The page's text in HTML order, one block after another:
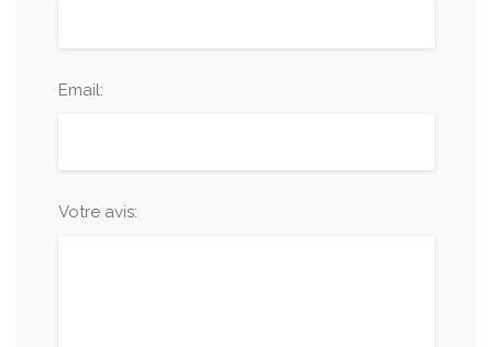
Email:
Votre avis: